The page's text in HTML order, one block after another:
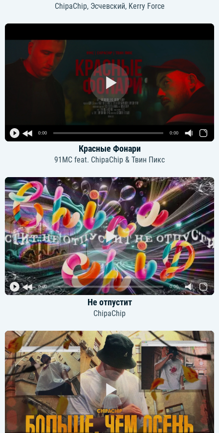
ChipaChip, Эсчевский, Kerry Force
0:00 0:00
Красные Фонари
91MC feat. ChipaChip & Твин Пикс
0:00 0:00
Не отпустит
ChipaChip